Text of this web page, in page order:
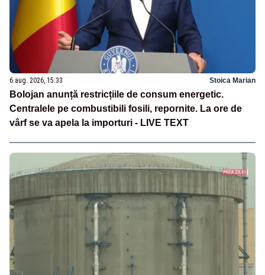
6 aug. 2026, 15:33 Stoica Marian
Bolojan anunță restricțiile de consum energetic.
Centralele pe combustibili fosili, repornite. La ore de
vârf se va apela la importuri - LIVE TEXT